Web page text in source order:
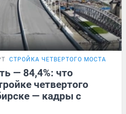
СТРОЙКА ЧЕТВЕРТОГО МОСТА
— 84,4%: что
четвертого
— кадры с